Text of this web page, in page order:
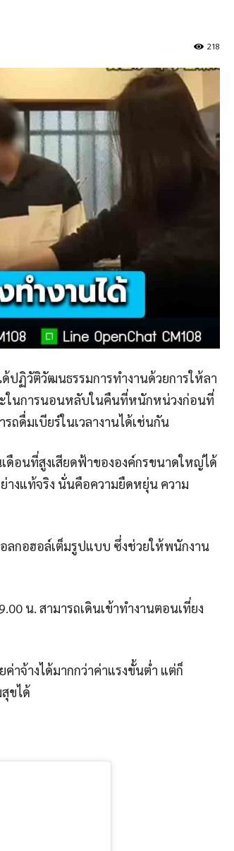
218
ปฏิวัติวัฒนธรรมการทํางานด้วยการให้ลา
ในการนอนหลับในคืนที่หนักหน่วงก่อนที่
ถดื่มเบียร์ในเวลางานได้เช่นกัน
ดือนที่สูงเสียดฟ้าขององค์กรขนาดใหญ่ได้
างแท้จริง นั่นคือความยืดหยุ่น ความ
ลกอฮอล์เต็มรูปแบบ ซึ่งช่วยให้พนักงาน
น. สามารถเดินเข้าทํางานตอนเที่ยง
าจ้างได้มากกว่าค่าแรงขั้นต่ำ แต่ก็
ขได้